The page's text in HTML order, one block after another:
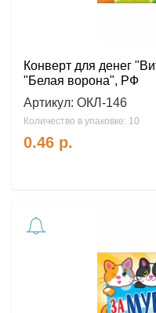
Конверт для денег
"Белая ворона", РФ
Артикул: ОКЛ-146
Количество в упаковке: 10
0.46 р.